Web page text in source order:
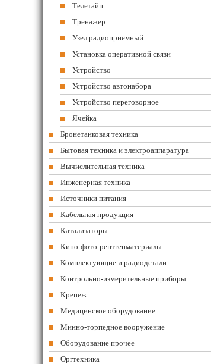
Телетайп
Тренажер
Узел радиоприемный
Установка оперативной связи
Устройство
Устройство автонабора
Устройство переговорное
Ячейка
Бронетанковая техника
Бытовая техника и электроаппаратура
Вычислительная техника
Инженерная техника
Источники питания
Кабельная продукция
Катализаторы
Кино-фото-рентгенматериалы
Комплектующие и радиодетали
Контрольно-измерительные приборы
Крепеж
Медицинское оборудование
Минно-торпедное вооружение
Оборудование прочее
Оргтехника